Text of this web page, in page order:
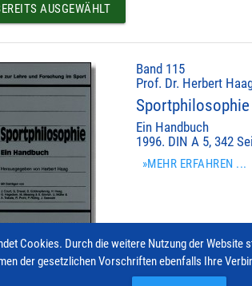
AUSGEWÄHLT
Band 115
Prof. Dr. Herbert
Sportphilosophie
Ein Handbuch
1996. DIN A 5, 342
»MEHR ERFAHREN ...
AUSGEWÄHLT
Cookies. Durch die weitere Nutzung der Website
der gesetzlichen Vorschriften ebenfalls Ihre